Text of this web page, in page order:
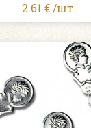
2.61 € /шт.